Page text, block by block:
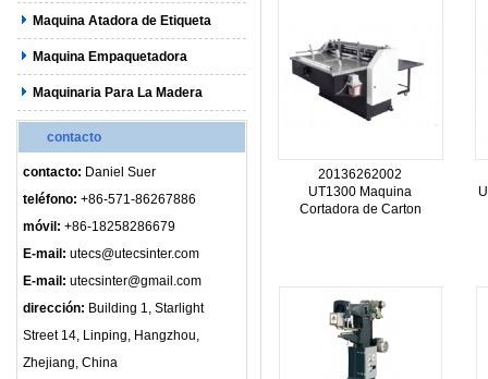
Maquina Atadora de Etiqueta
Maquina Empaquetadora
Maquinaria Para La Madera
contacto
contacto: Daniel Suer
teléfono: +86-571-86267886
móvil: +86-18258286679
E-mail: utecs@utecsinter.com
E-mail: utecsinter@gmail.com
dirección: Building 1, Starlight
Street 14, Linping, Hangzhou,
Zhejiang, China
20136262002
UT1300 Maquina
Cortadora de Carton